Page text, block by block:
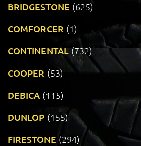
BRIDGESTONE (625)
COMFORCER (1)
CONTINENTAL (732)
COOPER (53)
DEBICA (115)
DUNLOP (155)
FIRESTONE (294)